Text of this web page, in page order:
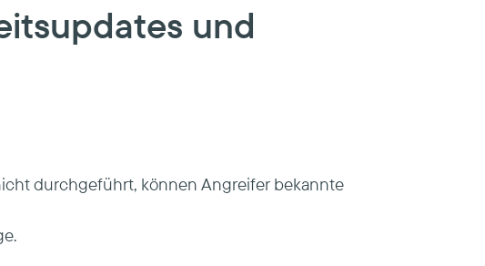
und
durchgeführt, können Angreifer bekannte